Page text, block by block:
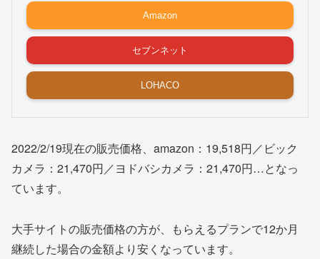
Amazon
セブンネット
LOHACO
2022/2/19現在の販売価格、amazon：19,518円／ビック
カメラ：21,470円／ヨドバシカメラ：21,470円…となっ
ています。
大手サイトの販売価格の方が、もらえるプランで12か月
継続した場合の金額より安くなっています。